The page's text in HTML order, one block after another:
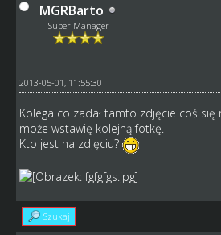
MGRBarto
Super Manager
2013-05-01, 11:55:30
Kolega co zadał tamto zdjęcie coś się
może wstawię kolejną fotkę.
Kto jest na zdjęciu?
Szukaj